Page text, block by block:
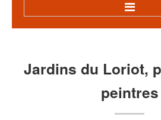
Visiter sur RV
Visites scolaires, centres
Evénementiels
Jardins du Loriot,
peintres